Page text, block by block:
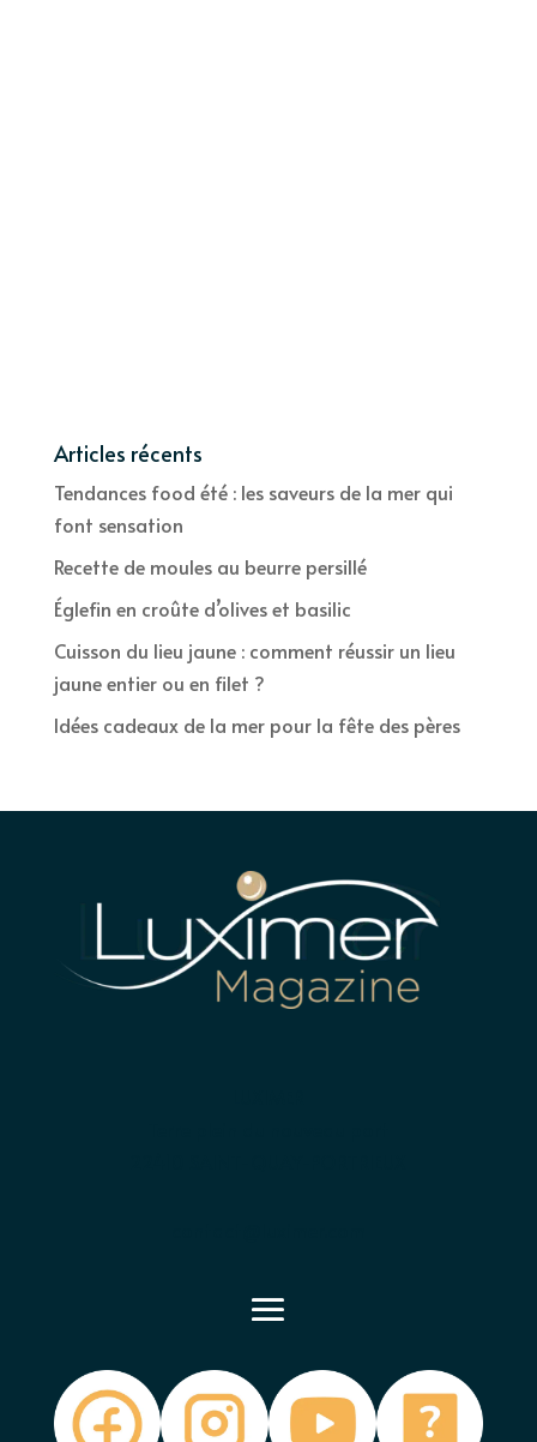
Articles récents
Tendances food été : les saveurs de la mer qui
font sensation
Recette de moules au beurre persillé
Églefin en croûte d’olives et basilic
Cuisson du lieu jaune : comment réussir un lieu
jaune entier ou en filet ?
Idées cadeaux de la mer pour la fête des pères